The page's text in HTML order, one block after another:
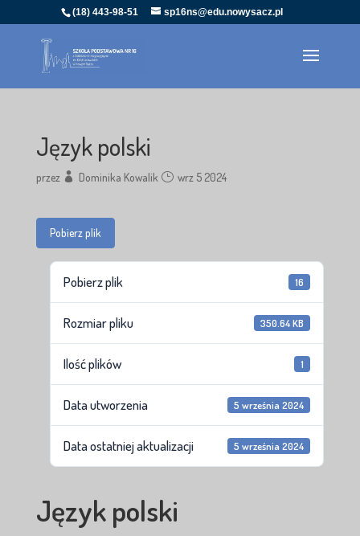
(18) 443-98-51 sp16ns@edu.nowysacz.pl
Język polski
przez Dominika Kowalik wrz 5 2024
Pobierz plik
Pobierz plik 16
Rozmiar pliku 350.64 KB
Ilość plików 1
Data utworzenia 5 września 2024
Data ostatniej aktualizacji 5 września 2024
Język polski